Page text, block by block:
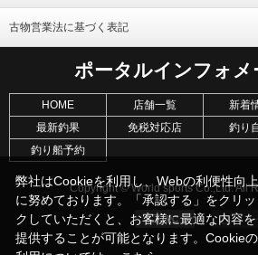
古物営業法に基づく表記
ポータルインフォメ
HOME 店舗一覧 新着
最新釣果
免税対応店 釣り
釣り船予約
Copyright © World sports Co.,Ltd. All
弊社はCookieを利用し、Webの利便性向上
に努めております。「承認する」をクリッ
クしていただくと、お客様に最適な内容を
提供することが可能となります。Cookieの